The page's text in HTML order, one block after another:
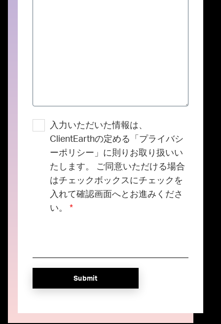
入力いただいた情報は、
ClientEarthの定める「プライバシ
ーポリシー」に則りお取り扱いい
たします。 ご同意いただける場合
はチェックボックスにチェックを
入れて確認画面へとお進みくださ
い。 *